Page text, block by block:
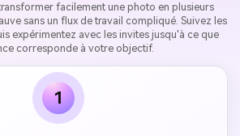
facilement une photo en plusieurs
sans un flux de travail compliqué. Suivez les
expérimentez avec les invites jusqu'à ce que
corresponde à votre objectif.
1